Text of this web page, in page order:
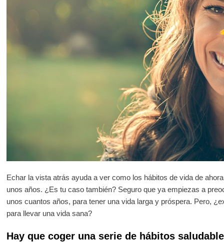
Echar la vista atrás ayuda a ver como los hábitos de vida de
unos años. ¿Es tu caso también? Seguro que ya empiezas a
unos cuantos años, para tener una vida larga y próspera. Pero,
para llevar una vida sana?
Hay que coger una serie de hábitos